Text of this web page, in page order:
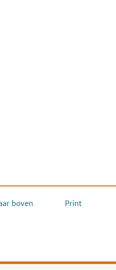
boven Print